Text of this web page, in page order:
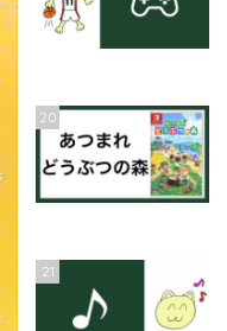
20
21